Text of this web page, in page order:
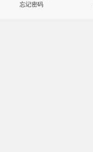
忘记密码